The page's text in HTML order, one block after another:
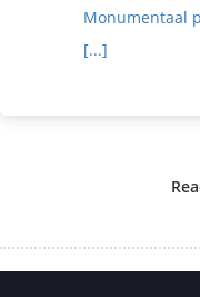
Monumentaal
[...]